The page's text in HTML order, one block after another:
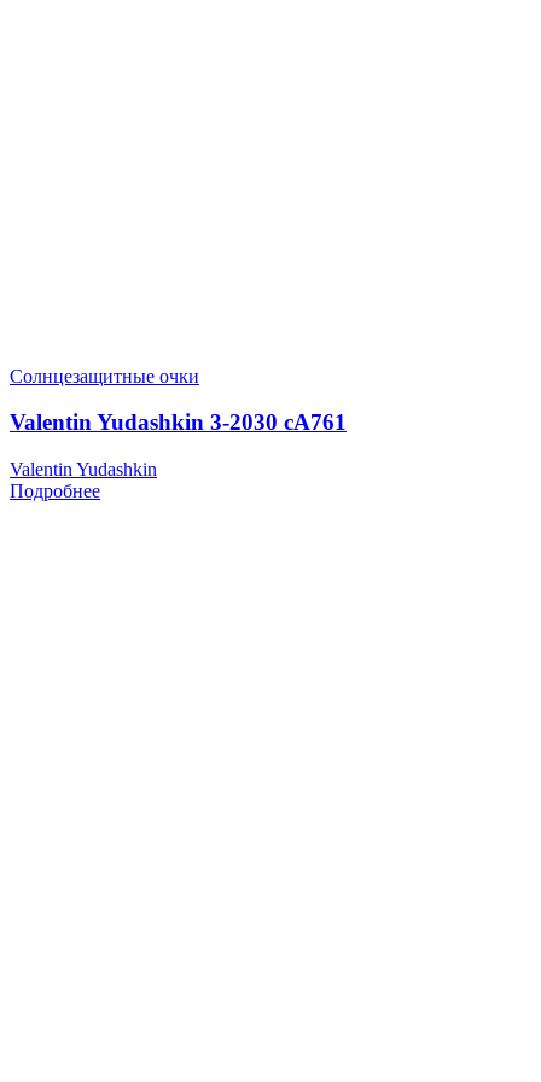
Солнцезащитные очки
Valentin Yudashkin 3-2030 cA761
Valentin Yudashkin
Подробнее